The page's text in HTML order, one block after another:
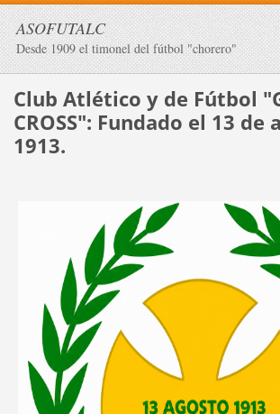
ASOFUTALC
Desde 1909 el timonel del fútbol "chorero"
Club Atlético y de Fútbol
CROSS": Fundado el 13 de
1913.